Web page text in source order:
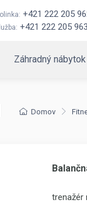
+421 222 205
+421 222 205 963
Záhradný nábytok
Domov
trenažér